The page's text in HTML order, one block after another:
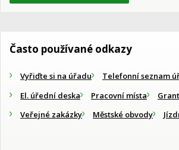
Často používané odkazy
Vyřiďte si na úřadu
Telefonní seznam
El. úřední deska
Pracovní místa
Veřejné zakázky
Městské obvody